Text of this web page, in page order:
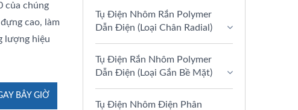
của chúng
cao, làm
lượng hiệu
BÂY GIỜ
Tụ Điện Nhôm Rắn Polymer
Dẫn Điện (Loại Chân Radial)
Tụ Điện Rắn Nhôm Polymer
Dẫn Điện (Loại Gắn Bề Mặt)
Tụ Điện Nhôm Điện Phân